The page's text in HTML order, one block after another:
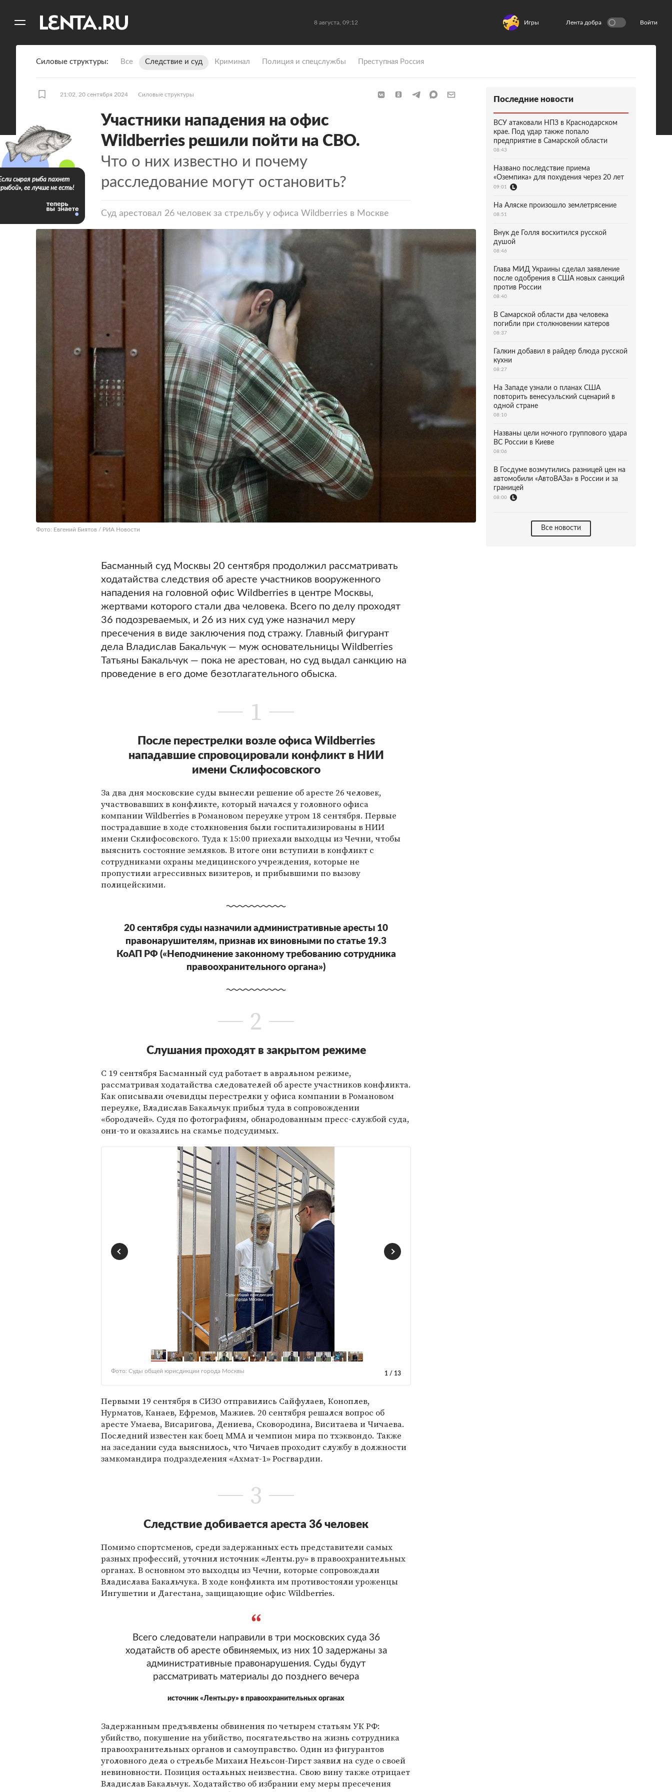
8 августа, 09:12 Игры Лента добра Войти
Силовые структуры Все Следствие и суд Криминал Полиция и спецслужбы Преступная Россия
21:02, 20 сентября 2024 Силовые структуры
Участники нападения на офис
Wildberriеs решили пойти на СВО.
Что о них известно и почему
расследование могут остановить?
Суд арестовал 26 человек за стрельбу у офиса Wildberriеs в Москве
Фото: Евгений Биятов / РИА Новости
Басманный суд Москвы 20 сентября продолжил рассматривать
ходатайства следствия об аресте участников вооруженного
нападения на головной офис Wildberriеs в центре Москвы,
жертвами которого стали два человека. Всего по делу проходят
36 подозреваемых, и 26 из них суд уже назначил меру
пресечения в виде заключения под стражу. Главный фигурант
дела Владислав Бакальчук — муж основательницы Wildberriеs
Татьяны Бакальчук — пока не арестован, но суд выдал санкцию на
проведение в его доме безотлагательного обыска.
1
После перестрелки возле офиса Wildberriеs
нападавшие спровоцировали конфликт в НИИ
имени Склифосовского
За два дня московские суды вынесли решение об аресте 26 человек,
участвовавших в конфликте, который начался у головного офиса
компании Wildberriеs в Романовом переулке утром 18 сентября. Первые
пострадавшие в ходе столкновения были госпитализированы в НИИ
имени Склифосовского. Туда к 15:00 приехали выходцы из Чечни, чтобы
выяснить состояние земляков. В итоге они вступили в конфликт с
сотрудниками охраны медицинского учреждения, которые не
пропустили агрессивных визитеров, и прибывшими по вызову
полицейскими.
20 сентября суды назначили административные аресты 10
правонарушителям, признав их виновными по статье 19.3
КоАП РФ («Неподчинение законному требованию сотрудника
правоохранительного органа»)
2
Слушания проходят в закрытом режиме
С 19 сентября Басманный суд работает в авральном режиме,
рассматривая ходатайства следователей об аресте участников конфликта.
Как описывали очевидцы перестрелки у офиса компании в Романовом
переулке, Владислав Бакальчук прибыл туда в сопровождении
«бородачей». Судя по фотографиям, обнародованным пресс-службой суда,
они-то и оказались на скамье подсудимых.
1 / 13
Фото: Суды общей юрисдикции города Москвы
Первыми 19 сентября в СИЗО отправились Сайфулаев, Коноплев,
Нурматов, Канаев, Ефремов, Мажиев. 20 сентября решался вопрос об
аресте Умаева, Висаригова, Дениева, Сковородина, Виситаева и Чичаева.
Последний известен как боец ММА и чемпион мира по тхэквондо. Также
на заседании суда выяснилось, что Чичаев проходит службу в должности
замкомандира подразделения «Ахмат-1» Росгвардии.
3
Следствие добивается ареста 36 человек
Помимо спортсменов, среди задержанных есть представители самых
разных профессий, уточнил источник «Ленты.ру» в правоохранительных
органах. В основном это выходцы из Чечни, которые сопровождали
Владислава Бакальчука. В ходе конфликта им противостояли уроженцы
Ингушетии и Дагестана, защищающие офис Wildberriеs.
Всего следователи направили в три московских суда 36
ходатайств об аресте обвиняемых, из них 10 задержаны за
административные правонарушения. Суды будут
рассматривать материалы до позднего вечера
источник «Ленты.ру» в правоохранительных органах
Задержанным предъявлены обвинения по четырем статьям УК РФ:
убийство, покушение на убийство, посягательство на жизнь сотрудника
правоохранительных органов и самоуправство. Один из фигурантов
уголовного дела о стрельбе Михаил Нельсон-Гирст заявил на суде о своей
невиновности. Позиция остальных неизвестна. Свою вину также отрицает
Владислав Бакальчук. Ходатайство об избрании ему меры пресечения
сырая рыба пахнет
ее лучше не есть!
Последние новости
ВСУ атаковали НПЗ в Краснодарском
крае. Под удар также попало
предприятие в Самарской области
08:43
Названо последствие приема
«Оземпика» для похудения через 20 лет
09:01
На Аляске произошло землетрясение
08:51
Внук де Голля восхитился русской
душой
08:46
Глава МИД Украины сделал заявление
после одобрения в США новых санкций
против России
08:40
В Самарской области два человека
погибли при столкновении катеров
08:37
Галкин добавил в райдер блюда русской
кухни
08:27
На Западе узнали о планах США
повторить венесуэльский сценарий в
одной стране
08:10
Названы цели ночного группового удара
ВС России в Киеве
08:06
В Госдуме возмутились разницей цен на
автомобили «АвтоВАЗа» в России и за
границей
08:00
Все новости